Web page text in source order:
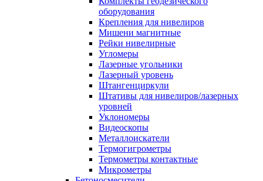
оборудования
Крепления для нивелиров
Мишени магнитные
Рейки нивелирные
Угломеры
Лазерные угольники
Лазерный уровень
Штангенциркули
Штативы для нивелиров/лазерных
уровней
Уклономеры
Видеоскопы
Металлоискатели
Термогигрометры
Термометры контактные
Микрометры